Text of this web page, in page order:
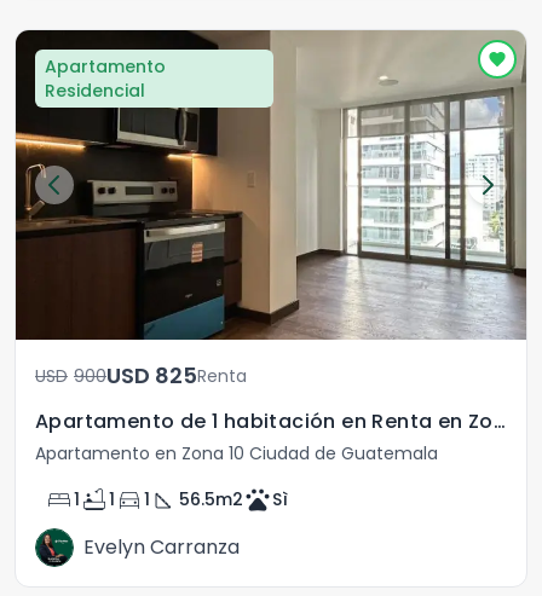
Apartamento
Residencial
USD	900 USD	825Renta
Apartamento de 1 habitación en Renta en Zona 10
Apartamento en Zona 10 Ciudad de Guatemala
bed1 bathtub1 directions_car 1 square_foot 56.5m2petsSì
Evelyn Carranza